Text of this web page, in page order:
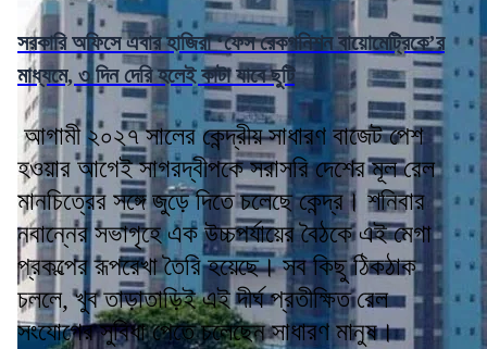
সরকারি অফিসে এবার হাজিরা ‘ফেস রেকগনিশন বায়োমেট্রিকে’র
মাধ্যমে, ৩ দিন দেরি হলেই কাটা যাবে ছুটি
আগামী ২০২৭ সালের কেন্দ্রীয় সাধারণ বাজেট পেশ
হওয়ার আগেই সাগরদ্বীপকে সরাসরি দেশের মূল রেল
মানচিত্রের সঙ্গে জুড়ে দিতে চলেছে কেন্দ্র। শনিবার
নবান্নের সভাগৃহে এক উচ্চপর্যায়ের বৈঠকে এই মেগা
প্রকল্পের রূপরেখা তৈরি হয়েছে। সব কিছু ঠিকঠাক
চললে, খুব তাড়াতাড়িই এই দীর্ঘ প্রতীক্ষিত রেল
সংযোগের সুবিধা পেতে চলেছেন সাধারণ মানুষ।